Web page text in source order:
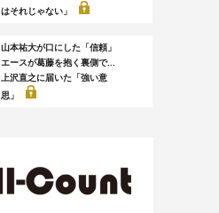
はそれじゃない」
山本祐大が口にした「信頼」
エースが葛藤を抱く裏側で...
上沢直之に届いた「強い意
思」